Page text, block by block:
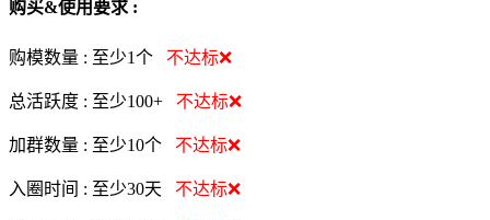
购买&使用要求 :
购模数量 : 至少1个 不达标❌
总活跃度 : 至少100+ 不达标❌
加群数量 : 至少10个 不达标❌
入圈时间 : 至少30天 不达标❌